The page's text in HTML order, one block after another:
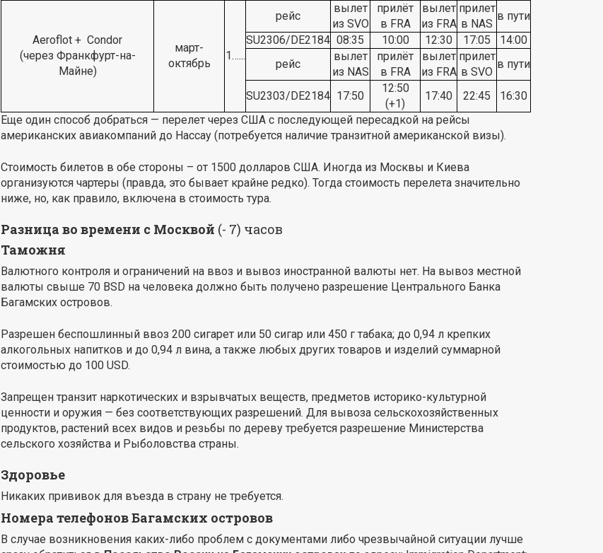
Aeroflot + Condor
(через Франкфурт-на-
Майне)
март-
октябрь
1…...
рейс
вылет
из SVO
прилёт
в FRA
вылет
из FRA
прилет
в NAS
в пути
SU2306/DE2184 08:35 10:00 12:30 17:05
14:00
рейс
вылет
из NAS
прилёт
в FRA
вылет
из FRA
прилет
в SVO
в пути
SU2303/DE2184 17:50
12:50
(+1)
17:40 22:45
16:30
Еще один способ добраться — перелет через США с последующей пересадкой на рейсы
американских авиакомпаний до Нассау (потребуется наличие транзитной американской визы).
Стоимость билетов в обе стороны – от 1500 долларов США. Иногда из Москвы и Киева
организуются чартеры (правда, это бывает крайне редко). Тогда стоимость перелета значительно
ниже, но, как правило, включена в стоимость тура.
Разница во времени с Москвой (- 7) часов
Таможня
Валютного контроля и ограничений на ввоз и вывоз иностранной валюты нет. На вывоз местной
валюты свыше 70 BSD на человека должно быть получено разрешение Центрального Банка
Багамских островов.
Разрешен беспошлинный ввоз 200 сигарет или 50 сигар или 450 г табака; до 0,94 л крепких
алкогольных напитков и до 0,94 л вина, а также любых других товаров и изделий суммарной
стоимостью до 100 USD.
Запрещен транзит наркотических и взрывчатых веществ, предметов историко-культурной
ценности и оружия — без соответствующих разрешений. Для вывоза сельскохозяйственных
продуктов, растений всех видов и резьбы по дереву требуется разрешение Министерства
сельского хозяйства и Рыболовства страны.
Здоровье
Никаких прививок для въезда в страну не требуется.
Номера телефонов Багамских островов
В случае возникновения каких-либо проблем с документами либо чрезвычайной ситуации лучше